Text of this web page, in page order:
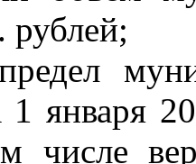
рублей;
1 января
числе